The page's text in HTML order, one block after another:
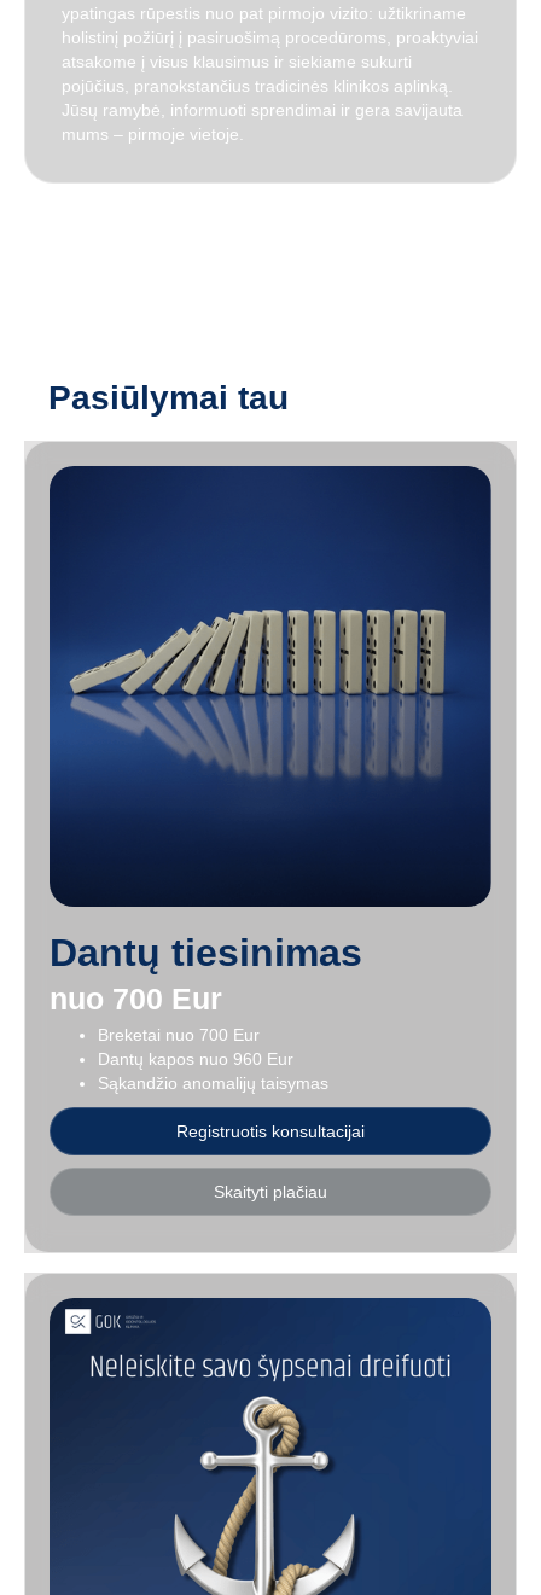
ypatingas rūpestis nuo pat pirmojo vizito: užtikriname
holistinį požiūrį į pasiruošimą procedūroms, proaktyviai
atsakome į visus klausimus ir siekiame sukurti
pojūčius, pranokstančius tradicinės klinikos aplinką
Jūsų ramybė, informuoti sprendimai ir gera savijauta
mums – pirmoje vietoje
Pasiūlymai tau
Dantų tiesinimas
nuo 700 Eur
Breketai nuo 700 Eur
Dantų kapos nuo 960 Eur
Sąkandžio anomalijų taisymas
Registruotis konsultacijai
Skaityti plačiau